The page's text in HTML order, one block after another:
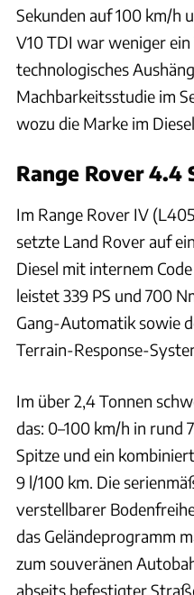
Sekunden auf 100 km/h
V10 TDI war weniger
technologisches
Machbarkeitsstudie im
wozu die Marke im
Range Rover 4.4
Im Range Rover IV
setzte Land Rover auf
Diesel mit internem
leistet 339 PS und 700
Gang-Automatik sowie
Terrain-Response-
Im über 2,4 Tonnen
das: 0–100 km/h in rund
Spitze und ein
9 l/100 km. Die
verstellbarer
das Geländeprogramm
zum souveränen
abseits befestigter